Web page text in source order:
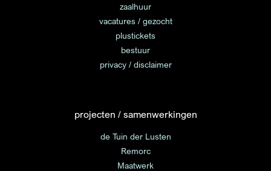
zaalhuur
vacatures / gezocht
plustickets
bestuur
privacy / disclaimer
projecten / samenwerkingen
de Tuin der Lusten
Remorc
Maatwerk